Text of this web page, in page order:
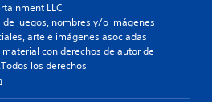
LLC
juegos, nombres y/o imágenes
arte e imágenes asociadas
con derechos de autor de
los derechos